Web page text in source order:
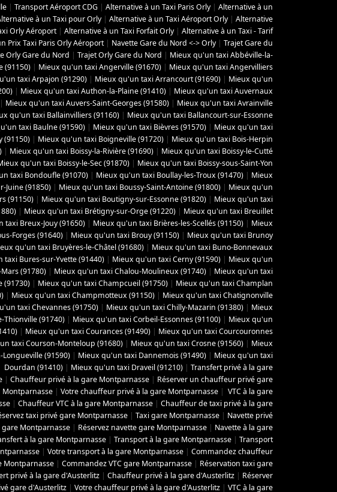
| Transport Aéroport CDG | Alternative à un Taxi Paris Orly| Alternative à un
à un Taxi pour Orly| Alternative à un Taxi Aéroport Orly| Alternative
Orly Aéroport| Alternative à un Taxi Forfait Orly| Alternative à un Taxi - Tarif
Prix Taxi Paris Orly Aéroport| Navette Gare du Nord <-> Orly| Trajet Gare du
Orly Gare du Nord | Trajet Orly Gare du Nord | Mieux qu'un taxi Abbéville-la-
(91150) | Mieux qu'un taxi Angerville (91670) | Mieux qu'un taxi Angervilliers
taxi Arpajon (91290) | Mieux qu'un taxi Arrancourt (91690) | Mieux qu'un
| Mieux qu'un taxi Authon-la-Plaine (91410) | Mieux qu'un taxi Auvernaux
| Mieux qu'un taxi Auvers-Saint-Georges (91580) | Mieux qu'un taxi Avrainville
qu'un taxi Ballainvilliers (91160) | Mieux qu'un taxi Ballancourt-sur-Essonne
taxi Baulne (91590) | Mieux qu'un taxi Bièvres (91570) | Mieux qu'un taxi
(91150) | Mieux qu'un taxi Boigneville (91720) | Mieux qu'un taxi Bois-Herpin
| Mieux qu'un taxi Boissy-la-Rivière (91690) | Mieux qu'un taxi Boissy-le-Cutté
qu'un taxi Boissy-le-Sec (91870) | Mieux qu'un taxi Boissy-sous-Saint-Yon
taxi Bondoufle (91070) | Mieux qu'un taxi Boullay-les-Troux (91470) | Mieux
Juine (91850) | Mieux qu'un taxi Boussy-Saint-Antoine (91800) | Mieux qu'un
(91150) | Mieux qu'un taxi Boutigny-sur-Essonne (91820) | Mieux qu'un taxi
| Mieux qu'un taxi Brétigny-sur-Orge (91220) | Mieux qu'un taxi Breuillet
taxi Breux-Jouy (91650) | Mieux qu'un taxi Brières-les-Scellés (91150) | Mieux
Forges (91640) | Mieux qu'un taxi Brouy (91150) | Mieux qu'un taxi Brunoy
qu'un taxi Bruyères-le-Châtel (91680) | Mieux qu'un taxi Buno-Bonnevaux
taxi Bures-sur-Yvette (91440) | Mieux qu'un taxi Cerny (91590) | Mieux qu'un
(91780) | Mieux qu'un taxi Chalou-Moulineux (91740) | Mieux qu'un taxi
(91730) | Mieux qu'un taxi Champcueil (91750) | Mieux qu'un taxi Champlan
| Mieux qu'un taxi Champmotteux (91150) | Mieux qu'un taxi Chatignonville
taxi Chevannes (91750) | Mieux qu'un taxi Chilly-Mazarin (91380) | Mieux
(91740) | Mieux qu'un taxi Corbeil-Essonnes (91100) | Mieux qu'un
| Mieux qu'un taxi Courances (91490) | Mieux qu'un taxi Courcouronnes
taxi Courson-Monteloup (91680) | Mieux qu'un taxi Crosne (91560) | Mieux
(91590) | Mieux qu'un taxi Dannemois (91490) | Mieux qu'un taxi
Dourdan (91410) | Mieux qu'un taxi Draveil (91210) | Transfert privé à la gare
| Chauffeur privé à la gare Montparnasse | Réserver un chauffeur privé gare
Montparnasse | Votre chauffeur privé à la gare Montparnasse | VTC à la gare
| Chauffeur VTC à la gare Montparnasse | Chauffeur de taxi privé à la gare
taxi privé gare Montparnasse | Taxi gare Montparnasse | Navette privé
gare Montparnasse | Réservez navette gare Montparnasse | Navette à la gare
à la gare Montparnasse | Transport à la gare Montparnasse | Transport
| Votre transport à la gare Montparnasse | Commandez chauffeur
Montparnasse | Commandez VTC gare Montparnasse | Réservation taxi gare
privé à la gare d'Austerlitz | Chauffeur privé à la gare d'Austerlitz | Réserver
gare d'Austerlitz | Votre chauffeur privé à la gare d'Austerlitz | VTC à la gare